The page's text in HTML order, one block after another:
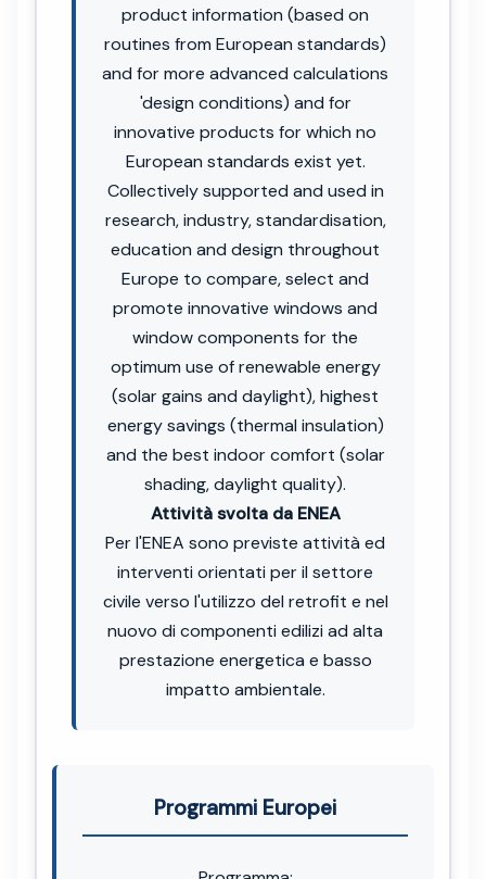
product information (based on
routines from European standards)
and for more advanced calculations
'design conditions) and for
innovative products for which no
European standards exist yet.
Collectively supported and used in
research, industry, standardisation,
education and design throughout
Europe to compare, select and
promote innovative windows and
window components for the
optimum use of renewable energy
(solar gains and daylight), highest
energy savings (thermal insulation)
and the best indoor comfort (solar
shading, daylight quality).
Attività svolta da ENEA
Per l'ENEA sono previste attività ed
interventi orientati per il settore
civile verso l'utilizzo del retrofit e nel
nuovo di componenti edilizi ad alta
prestazione energetica e basso
impatto ambientale.
Programmi Europei